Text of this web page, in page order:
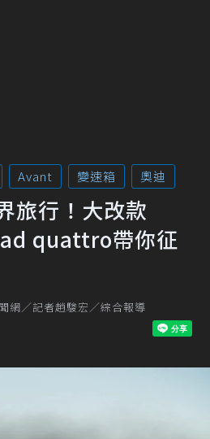
Avant 變速箱 奧迪
旅行！大改款
quattro帶你征
網／記者趙駿宏／綜合報導